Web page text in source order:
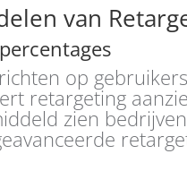
van
op
retargeting
zien